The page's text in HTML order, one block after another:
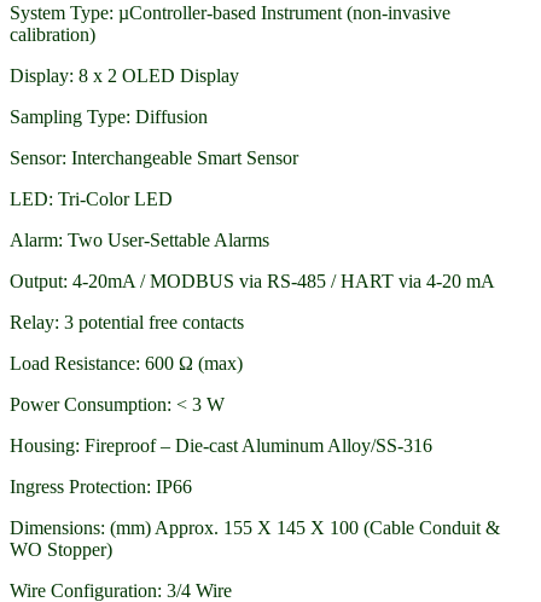
System Type: µController-based Instrument (non-invasive
calibration)
Display: 8 x 2 OLED Display
Sampling Type: Diffusion
Sensor: Interchangeable Smart Sensor
LED: Tri-Color LED
Alarm: Two User-Settable Alarms
Output: 4-20mA / MODBUS via RS-485 / HART via 4-20 mA
Relay: 3 potential free contacts
Load Resistance: 600 Ω (max)
Power Consumption: < 3 W
Housing: Fireproof – Die-cast Aluminum Alloy/SS-316
Ingress Protection: IP66
Dimensions: (mm) Approx. 155 X 145 X 100 (Cable Conduit &
WO Stopper)
Wire Configuration: 3/4 Wire